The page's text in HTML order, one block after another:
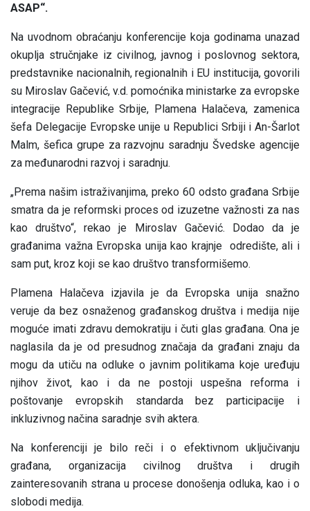
ASAP“.
Na uvodnom obraćanju konferencije koja godinama unazad
okuplja stručnjake iz civilnog, javnog i poslovnog sektora,
predstavnike nacionalnih, regionalnih i EU institucija, govorili
su Miroslav Gačević, v.d. pomoćnika ministarke za evropske
integracije Republike Srbije, Plamena Halačeva, zamenica
šefa Delegacije Evropske unije u Republici Srbiji i An-Šarlot
Malm, šefica grupe za razvojnu saradnju Švedske agencije
za međunarodni razvoj i saradnju.
„Prema našim istraživanjima, preko 60 odsto građana Srbije
smatra da je reformski proces od izuzetne važnosti za nas
kao društvo“, rekao je Miroslav Gačević. Dodao da je
građanima važna Evropska unija kao krajnje odredište, ali i
sam put, kroz koji se kao društvo transformišemo.
Plamena Halačeva izjavila je da Evropska unija snažno
veruje da bez osnaženog građanskog društva i medija nije
moguće imati zdravu demokratiju i čuti glas građana. Ona je
naglasila da je od presudnog značaja da građani znaju da
mogu da utiču na odluke o javnim politikama koje uređuju
njihov život, kao i da ne postoji uspešna reforma i
poštovanje evropskih standarda bez participacije i
inkluzivnog načina saradnje svih aktera.
Na konferenciji je bilo reči i o efektivnom uključivanju
građana, organizacija civilnog društva i drugih
zainteresovanih strana u procese donošenja odluka, kao i o
slobodi medija.